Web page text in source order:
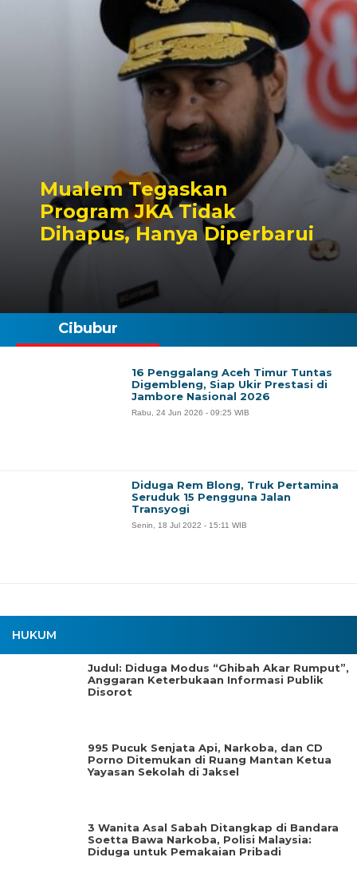
Mualem Tegaskan
Program JKA Tidak
Dihapus, Hanya Diperbarui
HUKUM
Judul: Diduga Modus “Ghibah Akar Rumput”,
Anggaran Keterbukaan Informasi Publik
Disorot
995 Pucuk Senjata Api, Narkoba, dan CD
Porno Ditemukan di Ruang Mantan Ketua
Yayasan Sekolah di Jaksel
3 Wanita Asal Sabah Ditangkap di Bandara
Soetta Bawa Narkoba, Polisi Malaysia:
Diduga untuk Pemakaian Pribadi
Cibubur
16 Penggalang Aceh Timur Tuntas
Digembleng, Siap Ukir Prestasi di
Jambore Nasional 2026
Rabu, 24 Jun 2026 - 09:25 WIB
Diduga Rem Blong, Truk Pertamina
Seruduk 15 Pengguna Jalan
Transyogi
Senin, 18 Jul 2022 - 15:11 WIB